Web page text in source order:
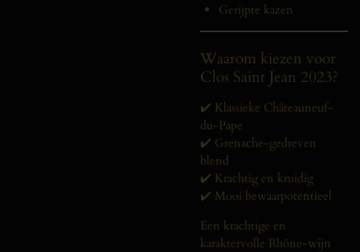
Gerijpte kazen
Waarom kiezen voor
Clos Saint Jean 2023?
✔️ Klassieke Châteauneuf-
du-Pape
✔️ Grenache-gedreven
blend
✔️ Krachtig en kruidig
✔️ Mooi bewaarpotentieel
Een krachtige en
karaktervolle Rhône-wijn